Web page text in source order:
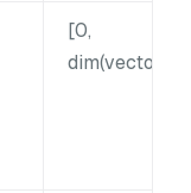
[0,
dim(vector)]